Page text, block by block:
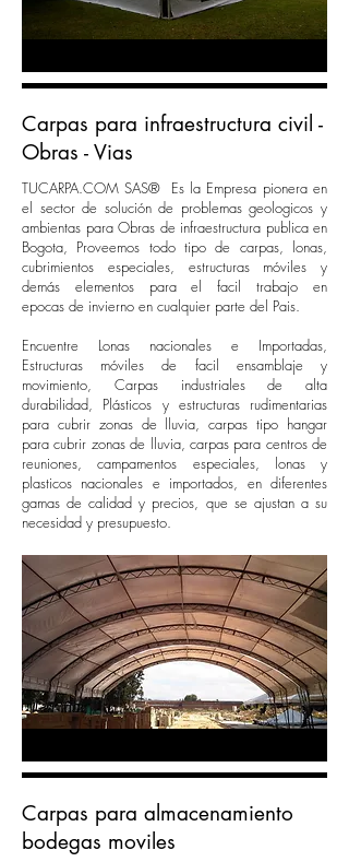
Carpas para infraestructura civil -
Obras - Vias
TUCARPA.COM SAS® Es la Empresa pionera en
el sector de solución de problemas geologicos y
ambientas para Obras de infraestructura publica en
Bogota, Proveemos todo tipo de carpas, lonas,
cubrimientos especiales, estructuras móviles y
demás elementos para el facil trabajo en
epocas de invierno en cualquier parte del Pais.
Encuentre Lonas nacionales e Importadas,
Estructuras móviles de facil ensamblaje y
movimiento, Carpas industriales de alta
durabilidad, Plásticos y estructuras rudimentarias
para cubrir zonas de lluvia, carpas tipo hangar
para cubrir zonas de lluvia, carpas para centros de
reuniones, campamentos especiales, lonas y
plasticos nacionales e importados, en diferentes
gamas de calidad y precios, que se ajustan a su
necesidad y presupuesto.
Carpas para almacenamiento
bodegas moviles